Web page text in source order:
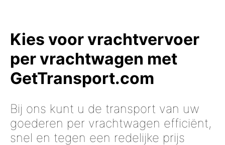
Kies voor vrachtvervoer
per vrachtwagen met
GetTransport.com
Bij ons kunt u de transport van uw
goederen per vrachtwagen efficiënt,
snel en tegen een redelijke prijs